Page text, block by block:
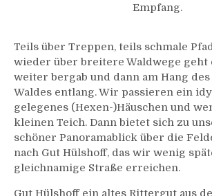
Empfang.
Teils über Treppen, teils schmale
wieder über breitere Waldwege geht
weiter bergab und dann am Hang
Waldes entlang. Wir passieren ein
gelegenes (Hexen-)Häuschen und
kleinen Teich. Dann bietet sich zu
schöner Panoramablick über die
nach Gut Hülshoff, das wir wenig
gleichnamige Straße erreichen.
Gut Hülshoff ein altes Rittergut aus